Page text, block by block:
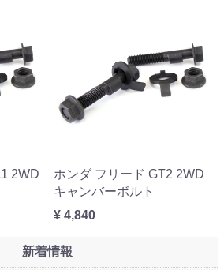
2WD
ホンダ フリード GT2 2WD
キャンバーボルト
¥ 4,840
新着情報